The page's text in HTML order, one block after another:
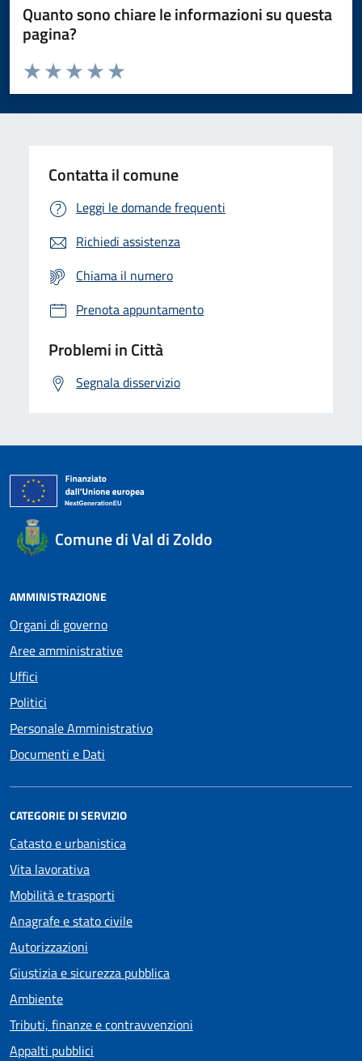
Quanto sono chiare le informazioni su questa
pagina?
Domanda
Valuta da 1 a 5 stelle la pagina
Valuta 5 stelle su 5
Valuta 4 stelle su 5
Valuta 3 stelle su 5
Valuta 2 stelle su 5
Valuta 1 stelle su 5
Contatta il comune
Leggi le domande frequenti
Richiedi assistenza
Chiama il numero
Prenota appuntamento
Problemi in Città
Segnala disservizio
Comune di Val di Zoldo
AMMINISTRAZIONE
Organi di governo
Aree amministrative
Uffici
Politici
Personale Amministrativo
Documenti e Dati
CATEGORIE DI SERVIZIO
Catasto e urbanistica
Vita lavorativa
Mobilità e trasporti
Anagrafe e stato civile
Autorizzazioni
Giustizia e sicurezza pubblica
Ambiente
Tributi, finanze e contravvenzioni
Appalti pubblici